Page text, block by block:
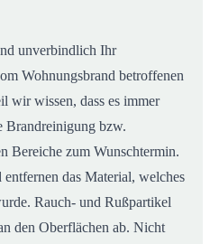
unverbindlich Ihr
Wohnungsbrand betroffenen
wir wissen, dass es immer
Brandreinigung bzw.
Bereiche zum Wunschtermin.
das Material, welches
Rauch- und Rußpartikel
den Oberflächen ab. Nicht